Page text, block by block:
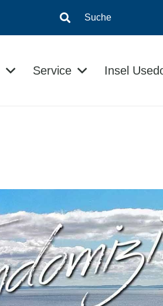
Suche
Service Insel